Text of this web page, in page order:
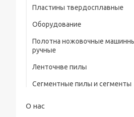
предохранительного конуса
Сверла центровочные Р6М5
предохранительным
радиусные (тип R)
ШЦЦ-III ГОСТ 166-89
Пластины твердосплавные
Оборудование
Полотна ножовочные
ручные
Ленточнве пилы
Сегментные пилы и сегменты
О нас